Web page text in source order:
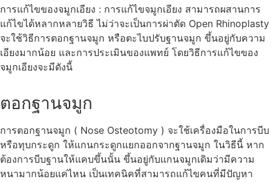
การแก้ไขของจมูกเอียง : การแก้ไขจมูกเอียง สามารถผสานการ
แก้ไขได้หลากหลายวิธี ไม่ว่าจะเป็นการผ่าตัด Open Rhinoplasty
จะใช้วิธีการตอกฐานจมูก หรือตะไบปรับฐานจมูก ขึ้นอยู่กับความ
เอียงมากน้อย และการประเมินของแพทย์ โดยวิธีการแก้ไขของ
จมูกเอียงจะมีดังนี้
ตอกฐานจมูก
การตอกฐานจมูก ( Nose Osteotomy ) จะใช้เครื่องมือในการบีบ
หรือทุบกระดูก ให้แกนกระดูกแยกออกจากฐานจมูก ในวิธีนี้ หาก
ต้องการบีบฐานให้แคบขึ้นนั้น ขึ้นอยู่กับแกนจมูกเดิมว่ามีความ
หนามากน้อยแค่ไหน เป็นเทคนิคที่สามารถแก้ไขคนที่มีปัญหา